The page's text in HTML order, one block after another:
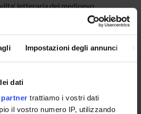
Impostazioni degli annunci
dati
trattiamo i vostri dati
il vostro numero IP, utilizzando
letteraria del medioevo.